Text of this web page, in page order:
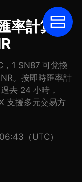
率計算
1 SN87 可兌換
。按即時匯率計
去 24 小時，
支援多元交易方
（UTC）